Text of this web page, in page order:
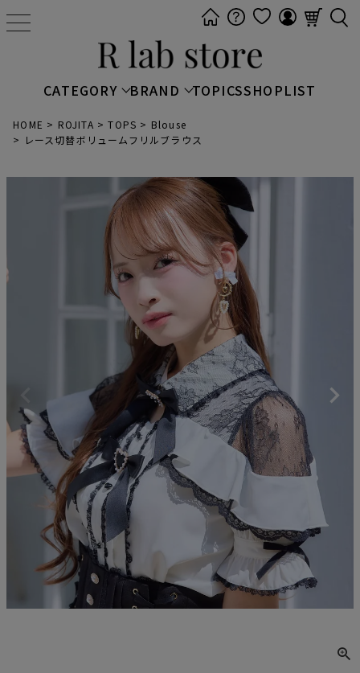
t
e
n
CATEGORY BRAND TOPICSSHOPLIST
HOME ROJITA TOPS
Blouse
レース切替ボリュームフリルブラウス